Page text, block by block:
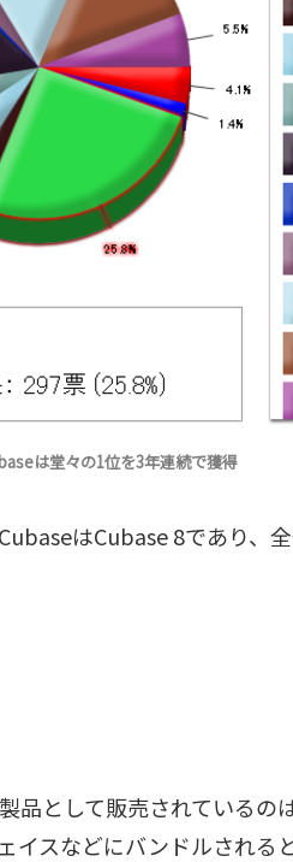
は堂々の1位を3年連続で獲得
はCubase 8であり、
品として販売されている
イスなどにバンドルされる